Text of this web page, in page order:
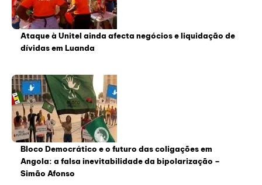
Ataque à Unitel ainda afecta negócios e liquidação de
dívidas em Luanda
Bloco Democrático e o futuro das coligações em
Angola: a falsa inevitabilidade da bipolarização –
Simão Afonso